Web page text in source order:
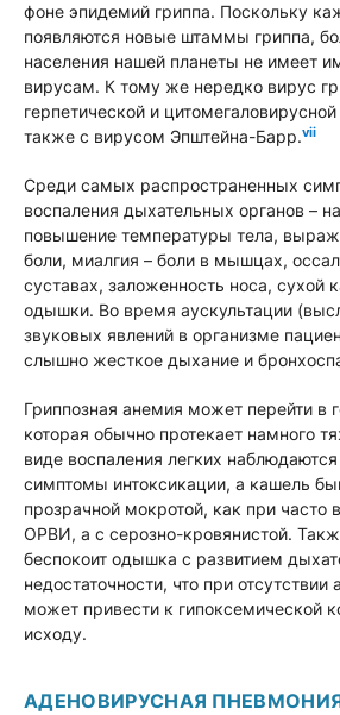
фоне эпидемий гриппа. Поскольку
появляются новые штаммы гриппа,
населения нашей планеты не имеет
вирусам. К тому же нередко вирус
герпетической и
также с вирусом Эпштейна-Барр.vii
Среди самых распространенных
воспаления дыхательных органов –
повышение температуры тела,
боли, миалгия – боли в мышцах,
суставах, заложенность носа, сухой
одышки. Во время аускультации
звуковых явлений в организме
слышно жесткое дыхание и
Гриппозная анемия может перейти в
которая обычно протекает намного
виде воспаления легких
симптомы интоксикации, а кашель
прозрачной мокротой, как при часто
ОРВИ, а с серозно-кровянистой.
беспокоит одышка с развитием
недостаточности, что при отсутствии
может привести к гипоксемической
исходу.
АДЕНОВИРУСНАЯ